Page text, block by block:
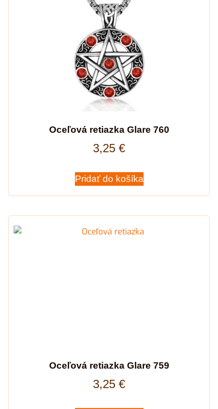
Oceľová retiazka Glare 760
3,25 €
Pridať do košíka
Oceľová retiazka Glare 759
3,25 €